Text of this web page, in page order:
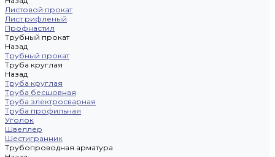
Листовой прокат
Лист рифленый
Профнастил
Трубный прокат
Назад
Трубный прокат
Труба круглая
Назад
Труба круглая
Труба бесшовная
Труба электросварная
Труба профильная
Уголок
Швеллер
Шестигранник
Трубопроводная арматура